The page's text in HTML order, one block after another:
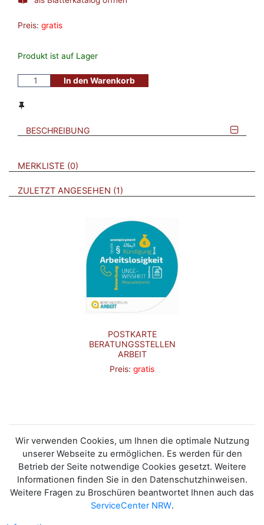
Preis: gratis
Produkt ist auf Lager
In den Warenkorb
BESCHREIBUNG
VERWEISE AUF VERMERKTE- ODER ZULETZT ANGESEHENE
MERKLISTE 0 BROSCHÜREN
ZULETZT ANGESEHEN 1 BROSCHÜREN
POSTKARTE
BERATUNGSSTELLEN
ARBEIT
Preis: gratis
Wir verwenden Cookies, um Ihnen die optimale Nutzung
unserer Webseite zu ermöglichen. Es werden für den
Betrieb der Seite notwendige Cookies gesetzt. Weitere
Informationen finden Sie in den Datenschutzhinweisen.
Weitere Fragen zu Broschüren beantwortet Ihnen auch das
ServiceCenter NRW.